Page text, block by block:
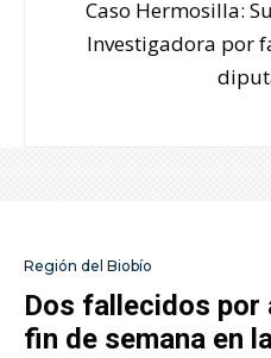
Caso Hermosilla:
Investigadora por
Región del Biobío
Dos fallecidos por
fin de semana en